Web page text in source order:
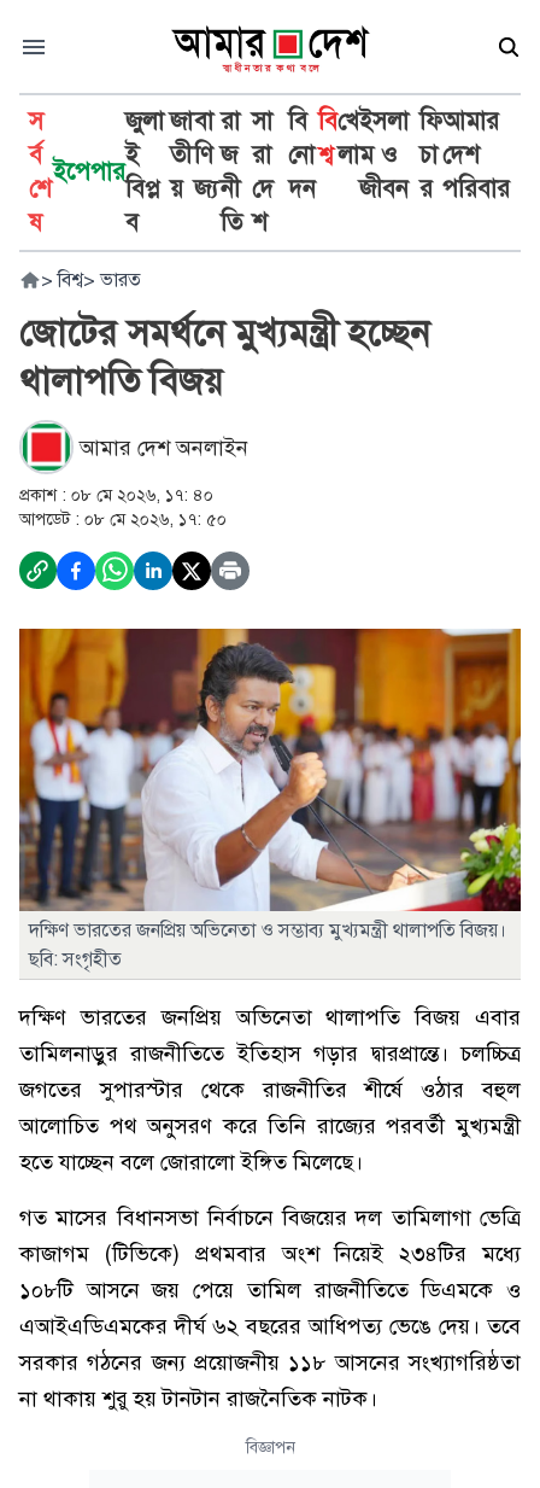
স
র্ব
শে
ষ
ইপেপার
জুলা
ই
বিপ্ল
ব
জা
তী
য়
বা
ণি
জ্য
রা
জ
নী
তি
সা
রা
দে
শ
বি
নো
দন
বি
শ্ব
খে
লা
ইসলা
ম ও
জীবন
ফি
চা
র
আমার
দেশ
পরিবার
> বিশ্ব> ভারত
জোটের সমর্থনে মুখ্যমন্ত্রী হচ্ছেন
থালাপতি বিজয়
আমার দেশ অনলাইন
প্রকাশ : ০৮ মে ২০২৬, ১৭: ৪০
আপডেট : ০৮ মে ২০২৬, ১৭: ৫০
দক্ষিণ ভারতের জনপ্রিয় অভিনেতা ও সম্ভাব্য মুখ্যমন্ত্রী থালাপতি বিজয়।
ছবি: সংগৃহীত
দক্ষিণ ভারতের জনপ্রিয় অভিনেতা থালাপতি বিজয় এবার
তামিলনাড়ুর রাজনীতিতে ইতিহাস গড়ার দ্বারপ্রান্তে। চলচ্চিত্র
জগতের সুপারস্টার থেকে রাজনীতির শীর্ষে ওঠার বহুল
আলোচিত পথ অনুসরণ করে তিনি রাজ্যের পরবর্তী মুখ্যমন্ত্রী
হতে যাচ্ছেন বলে জোরালো ইঙ্গিত মিলেছে।
গত মাসের বিধানসভা নির্বাচনে বিজয়ের দল তামিলাগা ভেত্রি
কাজাগম (টিভিকে) প্রথমবার অংশ নিয়েই ২৩৪টির মধ্যে
১০৮টি আসনে জয় পেয়ে তামিল রাজনীতিতে ডিএমকে ও
এআইএডিএমকের দীর্ঘ ৬২ বছরের আধিপত্য ভেঙে দেয়। তবে
সরকার গঠনের জন্য প্রয়োজনীয় ১১৮ আসনের সংখ্যাগরিষ্ঠতা
না থাকায় শুরু হয় টানটান রাজনৈতিক নাটক।
বিজ্ঞাপন